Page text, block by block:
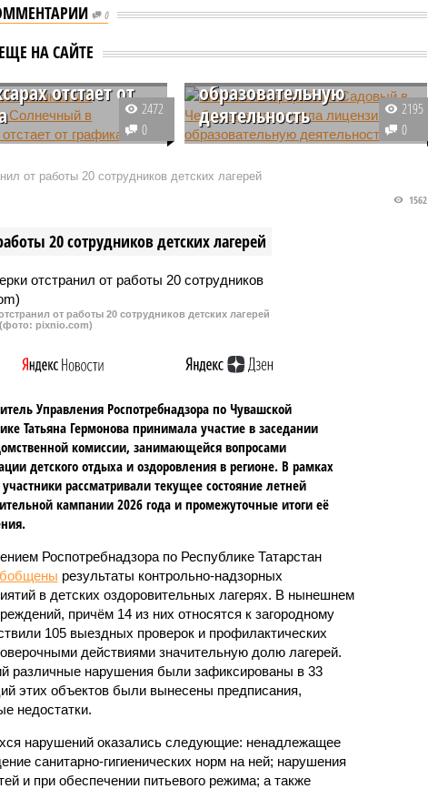
0
ЕЩЕ НА САЙТЕшколы в
Солнечный
отстает от
школы в
отстает от графика.
объявлено
2472
0
Школа в микрорайоне
Садовый в Чебоксарах
образовательную
деятельность
Школа в микрорайоне Садовый в
получения лицензии на ведение
образовательной деятельности и
эпидемиологическое заключение.
2195
0
от работы 20 сотрудников детских лагерей
20 сотрудников детских лагерей
1562
от работы 20 сотрудников детских лагерей
(фото: pixnio.com)
Управления Роспотребнадзора по Чувашской
Татьяна Гермонова принимала участие в заседании
комиссии, занимающейся вопросами
детского отдыха и оздоровления в регионе. В рамках
рассматривали текущее состояние летней
кампании 2026 года и промежуточные итоги её
Роспотребнадзора по Республике Татарстан
результаты контрольно-надзорных
в детских оздоровительных лагерях. В нынешнем
причём 14 из них относятся к загородному
105 выездных проверок и профилактических
действиями значительную долю лагерей.
различные нарушения были зафиксированы в 33
этих объектов были вынесены предписания,
недостатки.
нарушений оказались следующие: ненадлежащее
санитарно-гигиенических норм на ней; нарушения
и при обеспечении питьевого режима; а также